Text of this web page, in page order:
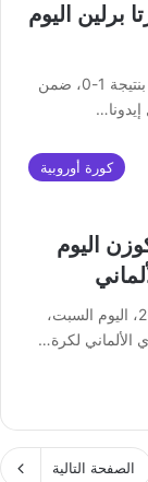
برلين اليوم
حقق بوروسيا دورتموند الفوز على ضيفه هيرتا برلين بنتيجة 1-0، ضمن
كورة أوروبية
اليوم
اكتسح بايرن ميونخ مضيفه بايرن ليفركوزن بنتيجة 4-2، اليوم السبت،
الألماني لكرة…
الصفحة التالية